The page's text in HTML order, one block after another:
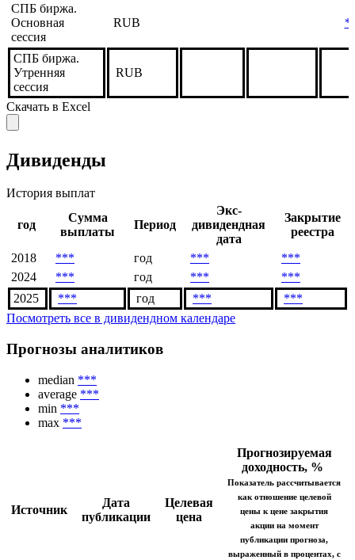
СПБ биржа.
Основная
сессия
RUB
СПБ биржа.
Утренняя
сессия
RUB
Скачать в Excel
Дивиденды
История выплат
год
Сумма
выплаты
Период
Экс-
дивидендная
дата
Закрытие
реестра
2018
*** год ***
***
2024
*** год ***
***
2025
*** год ***
***
Посмотреть все в дивидендном календаре
Прогнозы аналитиков
median ***
average ***
min ***
max ***
Источник
Дата
публикации
Целевая
цена
Прогнозируемая
доходность, %
Показатель рассчитывается
как отношение целевой
цены к цене закрытия
акции на момент
публикации прогноза,
выраженный в процентах, с